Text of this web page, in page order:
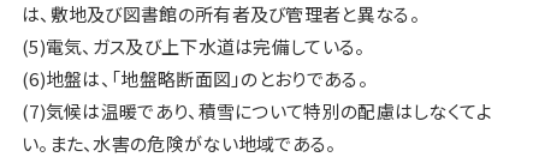
は、敷地及び図書館の所有者及び管理者と異なる。
(5)電気、ガス及び上下水道は完備している。
(6)地盤は、「地盤略断面図」のとおりである。
(7)気候は温暖であり、積雪について特別の配慮はしなくてよ
い。また、水害の危険がない地域である。